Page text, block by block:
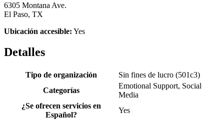
6305 Montana Ave.
El Paso, TX
Ubicación accesible: Yes
Detalles
Tipo de organización
Sin fines de lucro (501c3)
Categorías
Emotional Support, Social
Media
¿Se ofrecen servicios en
Español?
Yes